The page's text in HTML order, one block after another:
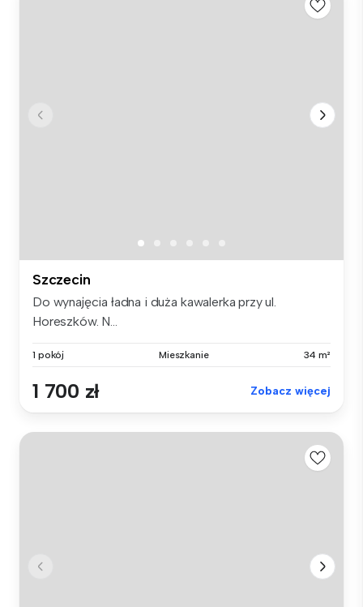
Szczecin
Do wynajęcia ładna i duża kawalerka przy ul.
Horeszków. N...
1 pokój Mieszkanie 34 m²
1 700 zł Zobacz więcej